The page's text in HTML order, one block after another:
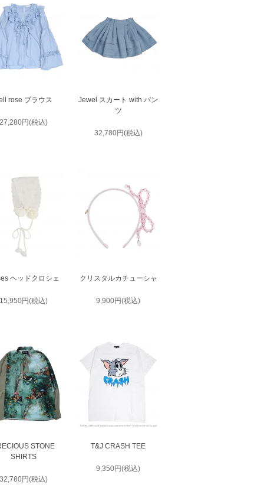
rose ブラウス
27,280円(税込)
Jewel スカート with パン
ツ
32,780円(税込)
ヘッドクロシェ
15,950円(税込)
クリスタルカチューシャ
9,900円(税込)
STONE
SHIRTS
32,780円(税込)
T&J CRASH TEE
9,350円(税込)